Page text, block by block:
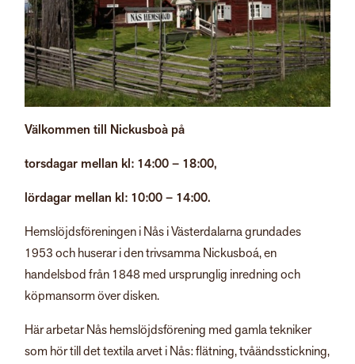
Välkommen till Nickusboà på
torsdagar mellan kl: 14:00 – 18:00,
lördagar mellan kl: 10:00 – 14:00.
Hemslöjdsföreningen i Nås i Västerdalarna grundades
1953 och huserar i den trivsamma Nickusboá, en
handelsbod från 1848 med ursprunglig inredning och
köpmansorm över disken.
Här arbetar Nås hemslöjdsförening med gamla tekniker
som hör till det textila arvet i Nås: flätning, tvåändsstickning,